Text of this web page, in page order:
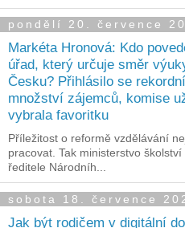
pondělí 20. července
Markéta Hronová: Kdo
úřad, který určuje směr
Česku? Přihlásilo se rekordní
množství zájemců, komise
vybrala favoritku
Příležitost o reformě vzdělávání
pracovat. Tak ministerstvo
ředitele Národníh...
sobota 18. července
Jak být rodičem v digitální